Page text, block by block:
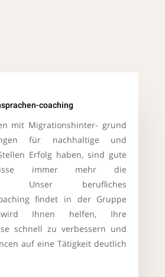
coaching
mit Migrationshinter- grund
für nachhaltige und
Erfolg haben, sind gute
immer mehr die
Unser berufliches
findet in der Gruppe
Ihnen helfen, Ihre
schnell zu verbessern und
auf eine Tätigkeit deutlich